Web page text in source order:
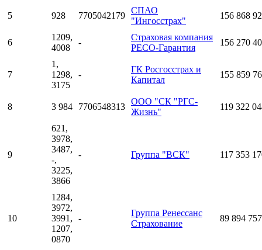
5 928 7705042179
СПАО
"Ингосстрах"
156 868
6
1209,
4008
-
Страховая компания
РЕСО-Гарантия
156 270
7
1,
1298,
3175
-
ГК Росгосстрах и
Капитал
155 859
8 3 984 7706548313
ООО "СК "РГС-
Жизнь"
119 322
9
621,
3978,
3487,
-,
3225,
3866
- Группа "ВСК" 117 353
10
1284,
3972,
3991,
1207,
0870
-
Группа Ренессанс
Страхование
89 894 757